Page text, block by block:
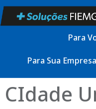
Para
Para Sua Empresa
CIdade